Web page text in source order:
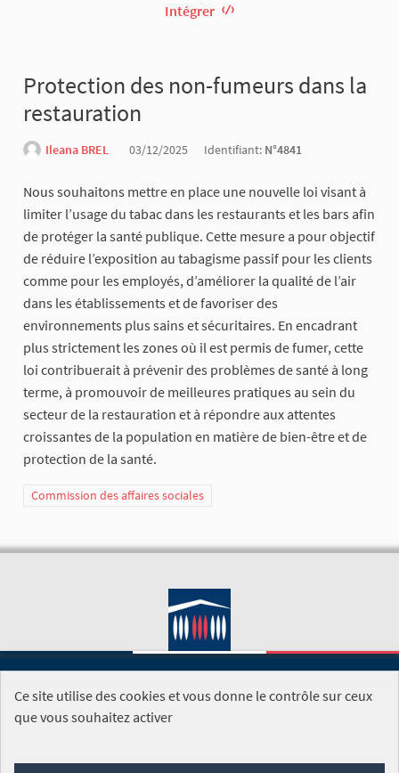
Intégrer
Protection des non-fumeurs dans la
restauration
Ileana BREL 03/12/2025 Identifiant: N°4841
Nous souhaitons mettre en place une nouvelle loi visant à
limiter l’usage du tabac dans les restaurants et les bars afin
de protéger la santé publique. Cette mesure a pour objectif
de réduire l’exposition au tabagisme passif pour les clients
comme pour les employés, d’améliorer la qualité de l’air
dans les établissements et de favoriser des
environnements plus sains et sécuritaires. En encadrant
plus strictement les zones où il est permis de fumer, cette
loi contribuerait à prévenir des problèmes de santé à long
terme, à promouvoir de meilleures pratiques au sein du
secteur de la restauration et à répondre aux attentes
croissantes de la population en matière de bien-être et de
protection de la santé.
Commission des affaires sociales
SITE DE L'ASSEMBLÉE NATIONALE
Foire aux questions
Ce site utilise des cookies et vous donne le contrôle sur ceux
que vous souhaitez activer